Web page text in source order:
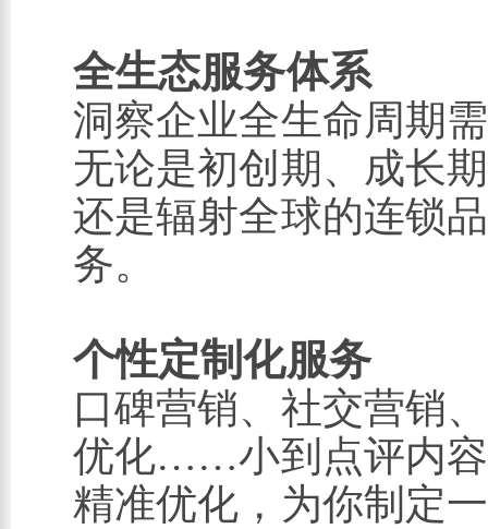
全生态服务体系
洞察企业全生命周期
无论是初创期、成长
还是辐射全球的连锁
务。
个性定制化服务
口碑营销、社交营销
优化……小到点评内容
精准优化，为你制定